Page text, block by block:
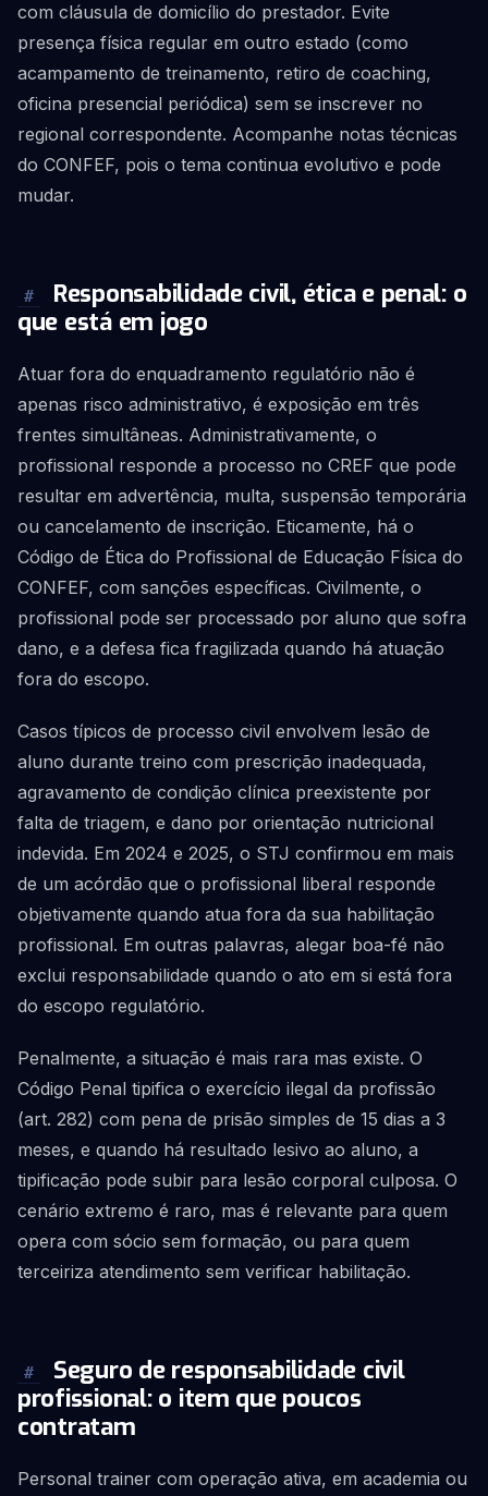
com cláusula de domicílio do prestador. Evite
presença física regular em outro estado (como
acampamento de treinamento, retiro de coaching,
oficina presencial periódica) sem se inscrever no
regional correspondente. Acompanhe notas técnicas
do CONFEF, pois o tema continua evolutivo e pode
mudar.
#
Responsabilidade civil, ética e penal: o
que está em jogo
Atuar fora do enquadramento regulatório não é
apenas risco administrativo, é exposição em três
frentes simultâneas. Administrativamente, o
profissional responde a processo no CREF que pode
resultar em advertência, multa, suspensão temporária
ou cancelamento de inscrição. Eticamente, há o
Código de Ética do Profissional de Educação Física do
CONFEF, com sanções específicas. Civilmente, o
profissional pode ser processado por aluno que sofra
dano, e a defesa fica fragilizada quando há atuação
fora do escopo.
Casos típicos de processo civil envolvem lesão de
aluno durante treino com prescrição inadequada,
agravamento de condição clínica preexistente por
falta de triagem, e dano por orientação nutricional
indevida. Em 2024 e 2025, o STJ confirmou em mais
de um acórdão que o profissional liberal responde
objetivamente quando atua fora da sua habilitação
profissional. Em outras palavras, alegar boa-fé não
exclui responsabilidade quando o ato em si está fora
do escopo regulatório.
Penalmente, a situação é mais rara mas existe. O
Código Penal tipifica o exercício ilegal da profissão
(art. 282) com pena de prisão simples de 15 dias a 3
meses, e quando há resultado lesivo ao aluno, a
tipificação pode subir para lesão corporal culposa. O
cenário extremo é raro, mas é relevante para quem
opera com sócio sem formação, ou para quem
terceiriza atendimento sem verificar habilitação.
#
Seguro de responsabilidade civil
profissional: o item que poucos
contratam
Personal trainer com operação ativa, em academia ou